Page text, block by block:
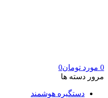
0 مورد تومان0
مرور دسته ها
دستگیره هوشمند